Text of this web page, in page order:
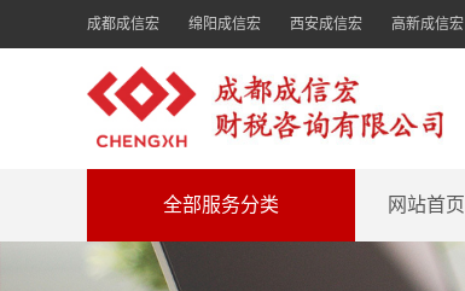
成都成信宏 绵阳成信宏 西安成信宏 高新成信宏
网站首页
全部服务分类